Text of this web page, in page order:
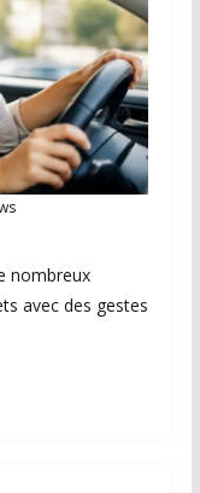
nombreux
avec des gestes